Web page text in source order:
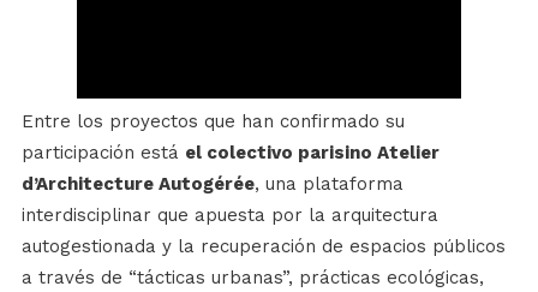
Entre los proyectos que han confirmado su
participación está el colectivo parisino Atelier
d’Architecture Autogérée, una plataforma
interdisciplinar que apuesta por la arquitectura
autogestionada y la recuperación de espacios públicos
a través de “tácticas urbanas”, prácticas ecológicas,